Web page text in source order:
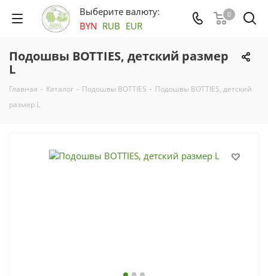
Выберите валюту:
BYN RUB EUR
0
Подошвы BOTTIES, детский размер
L
Главная - Каталог - Подошвы BOTTIES - Подошвы BOTTIES, детский
размер L